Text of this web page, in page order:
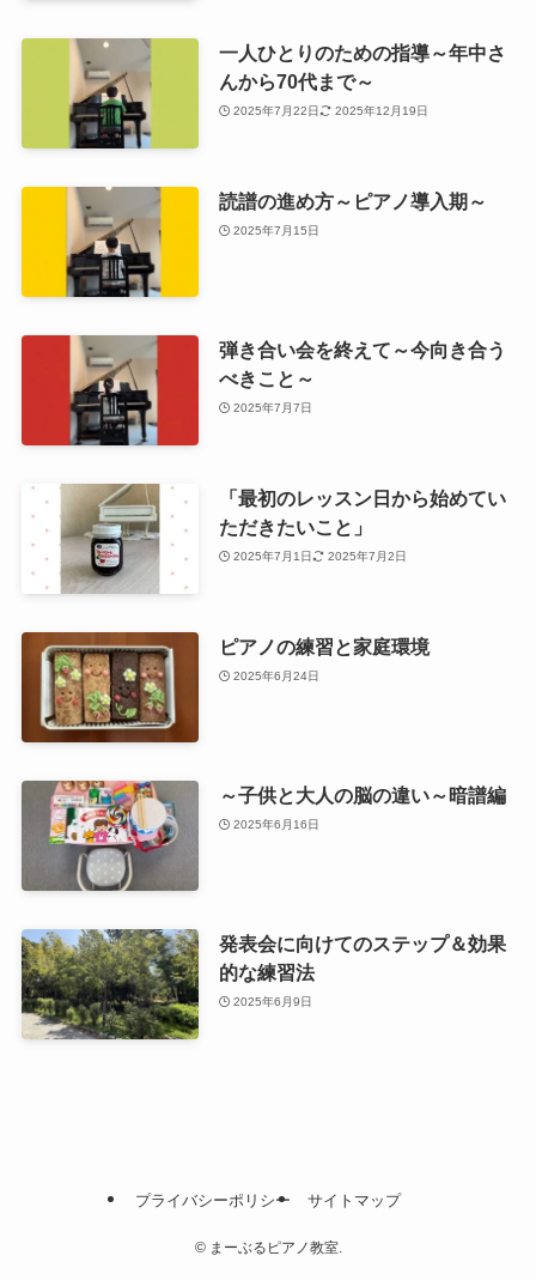
一人ひとりのための指導～年中さ
んから70代まで～
2025年7月22日 2025年12月19日
読譜の進め方～ピアノ導入期～
2025年7月15日
弾き合い会を終えて～今向き合う
べきこと～
2025年7月7日
「最初のレッスン日から始めてい
ただきたいこと」
2025年7月1日 2025年7月2日
ピアノの練習と家庭環境
2025年6月24日
～子供と大人の脳の違い～暗譜編
2025年6月16日
発表会に向けてのステップ＆効果
的な練習法
2025年6月9日
プライバシーポリシー サイトマップ
©まーぶるピアノ教室.